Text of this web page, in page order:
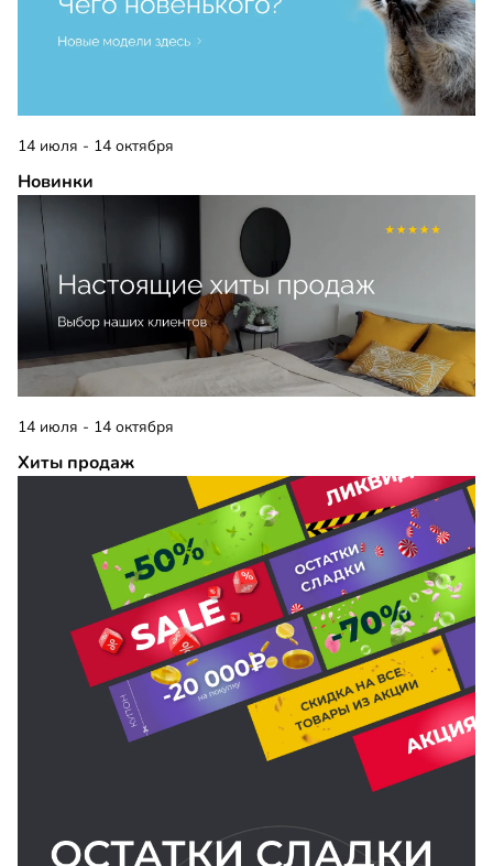
14 июля - 14 октября
Новинки
14 июля - 14 октября
Хиты продаж